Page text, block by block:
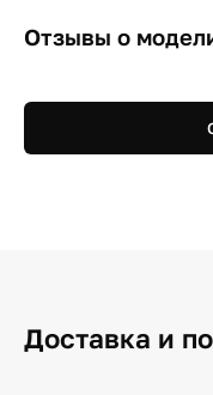
Отзывы о
Доставка и